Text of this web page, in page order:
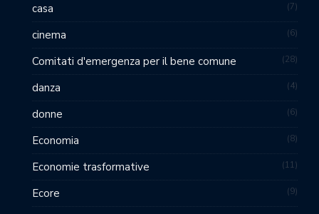
casa 7
cinema 6
Comitati d'emergenza per il bene comune 28
danza 4
donne 6
Economia 8
Economie trasformative 11
Ecore 9